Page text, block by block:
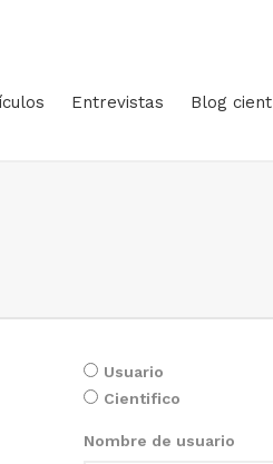
Entrevistas Blog
Usuario
Cientifico
Nombre de usuario